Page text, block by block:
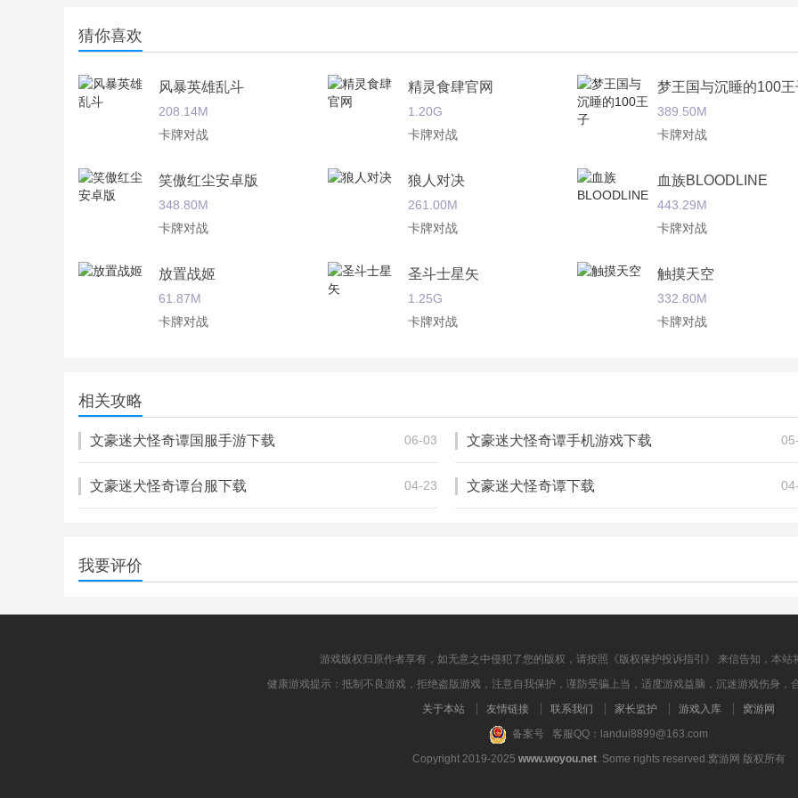
猜你喜欢
风暴英雄乱斗
208.14M
卡牌对战
精灵食肆官网
1.20G
卡牌对战
梦王国与沉睡的100王
389.50M
卡牌对战
笑傲红尘安卓版
348.80M
卡牌对战
狼人对决
261.00M
卡牌对战
血族BLOODLINE
443.29M
卡牌对战
放置战姬
61.87M
卡牌对战
圣斗士星矢
1.25G
卡牌对战
触摸天空
332.80M
卡牌对战
卡牌对战
卡牌对战
卡牌对战
相关攻略
文豪迷犬怪奇谭国服手游下载 06-03 文豪迷犬怪奇谭手机游戏下载
文豪迷犬怪奇谭台服下载 04-23 文豪迷犬怪奇谭下载
我要评价
游戏版权归原作者享有，如无意之中侵犯了您的版权，请按照《版权保护投诉指引》 来信告知，本站
健康游戏提示：抵制不良游戏，拒绝盗版游戏，注意自我保护，谨防受骗上当，适度游戏益脑，沉迷游戏伤身，
关于本站
友情链接 联系我们 家长监护 游戏入库
窝游网
备案号 客服QQ：landui8899@163.com
Copyright 2019-2025 www.woyou.net. Some rights reserved.窝游网 版权所有